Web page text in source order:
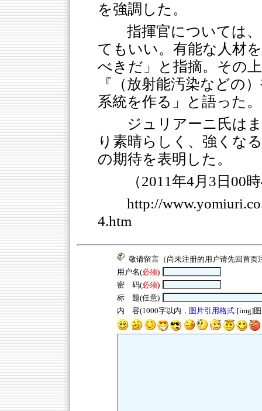
を強調した。
指揮官については
てもいい。有能な人材
べきだ」と指摘。その
『（放射能汚染などの
系統を作る」と語った。
ジュリアーニ氏は
り素晴らしく、強くな
の期待を表明した。
（2011年4月3日00
http://
4.htm
敬请留言（尚未注册的用户请先回首页
用户名(必须)
密 码(必须)
标 题(任意)
内 容(1000字以内， 图片引用格式:[img]